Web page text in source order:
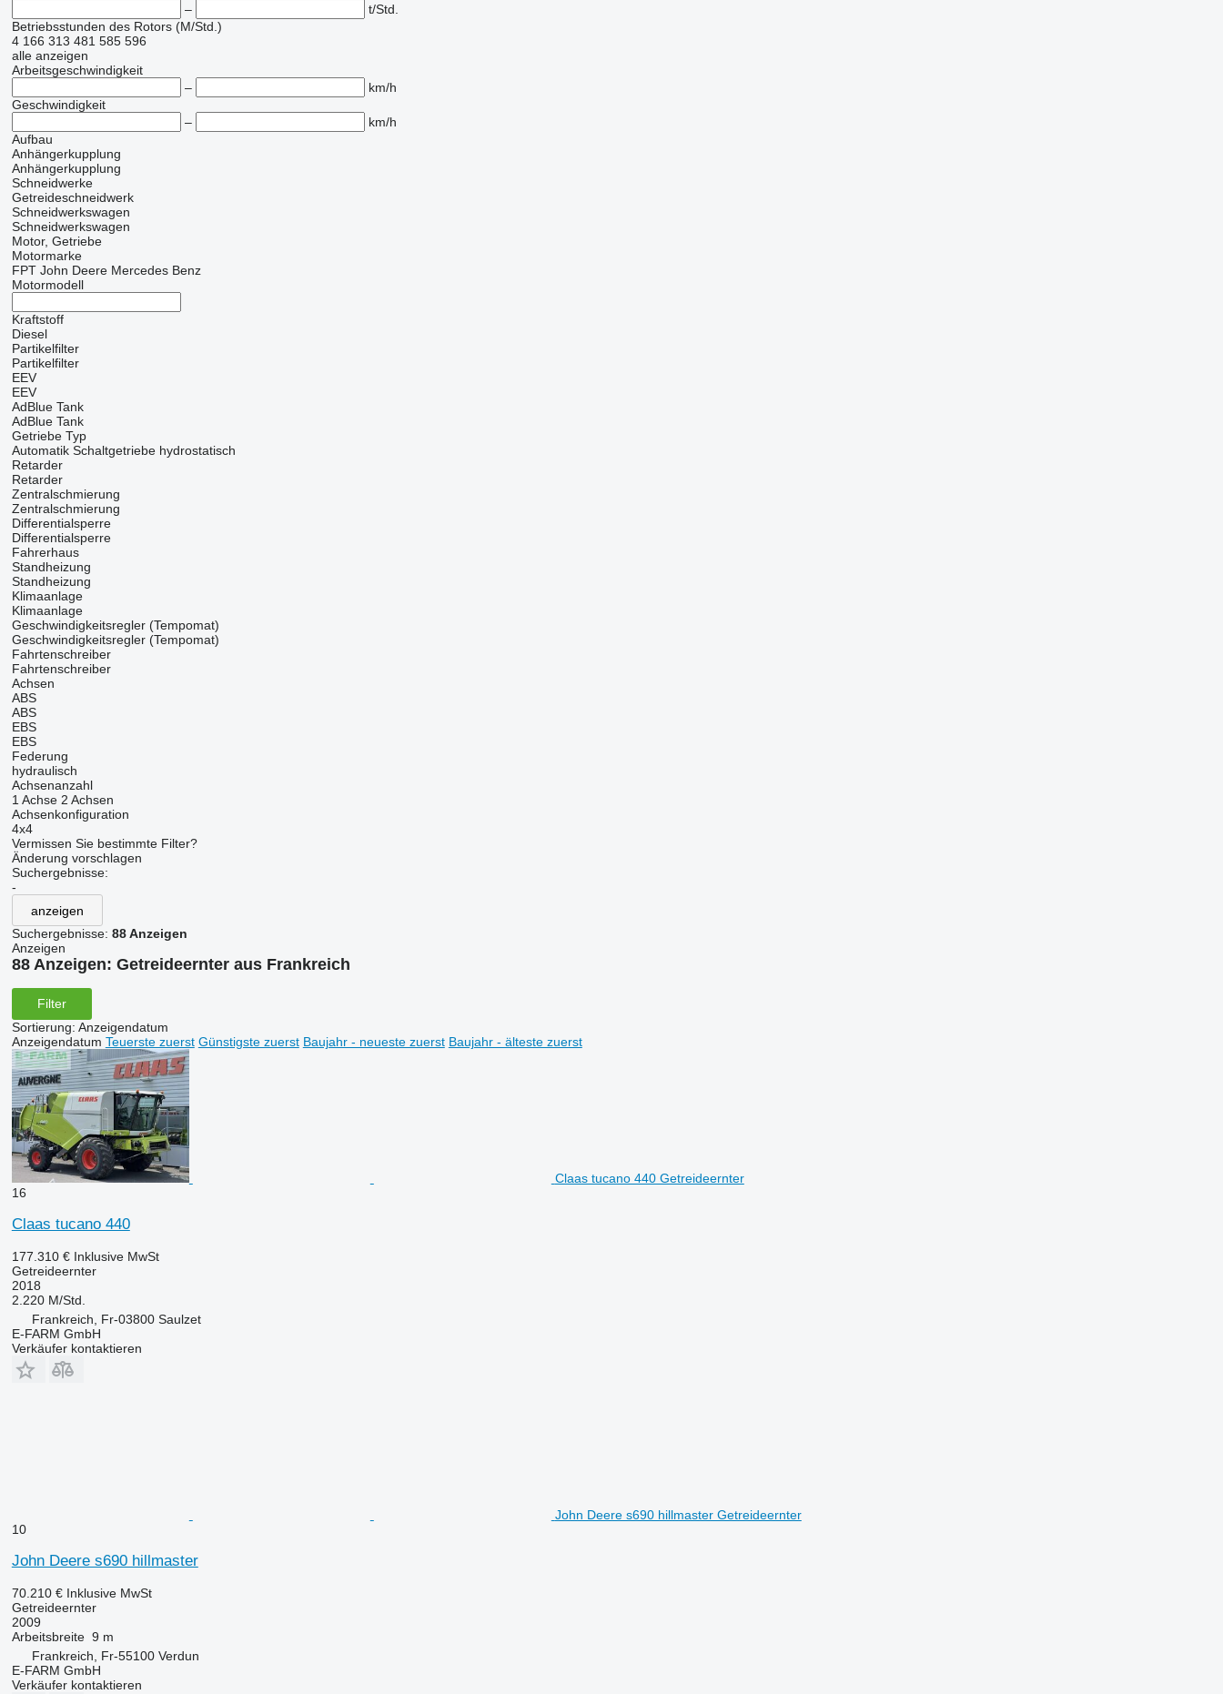
–
t/Std.
Betriebsstunden des Rotors (M/Std.)
4 166 313 481 585 596
alle anzeigen
Arbeitsgeschwindigkeit
–
km/h
Geschwindigkeit
–
km/h
Aufbau
Anhängerkupplung
Anhängerkupplung
Schneidwerke
Getreideschneidwerk
Schneidwerkswagen
Schneidwerkswagen
Motor, Getriebe
Motormarke
FPT John Deere Mercedes Benz
Motormodell
Kraftstoff
Diesel
Partikelfilter
Partikelfilter
EEV
EEV
AdBlue Tank
AdBlue Tank
Getriebe Typ
Automatik Schaltgetriebe hydrostatisch
Retarder
Retarder
Zentralschmierung
Zentralschmierung
Differentialsperre
Differentialsperre
Fahrerhaus
Standheizung
Standheizung
Klimaanlage
Klimaanlage
Geschwindigkeitsregler (Tempomat)
Geschwindigkeitsregler (Tempomat)
Fahrtenschreiber
Fahrtenschreiber
Achsen
ABS
ABS
EBS
EBS
Federung
hydraulisch
Achsenanzahl
1 Achse 2 Achsen
Achsenkonfiguration
4x4
Vermissen Sie bestimmte Filter?
Änderung vorschlagen
Suchergebnisse:
-
anzeigen
Suchergebnisse: 88 Anzeigen
Anzeigen
88 Anzeigen: Getreideernter aus Frankreich
Filter
Sortierung: Anzeigendatum
Anzeigendatum Teuerste zuerst Günstigste zuerst Baujahr - neueste zuerst Baujahr - älteste zuerst
Claas tucano 440 Getreideernter
16
Claas tucano 440
177.310 € Inklusive MwSt
Getreideernter
2018
2.220 M/Std.
Frankreich, Fr-03800 Saulzet
E-FARM GmbH
Verkäufer kontaktieren
John Deere s690 hillmaster Getreideernter
10
John Deere s690 hillmaster
70.210 € Inklusive MwSt
Getreideernter
2009
Arbeitsbreite 9 m
Frankreich, Fr-55100 Verdun
E-FARM GmbH
Verkäufer kontaktieren